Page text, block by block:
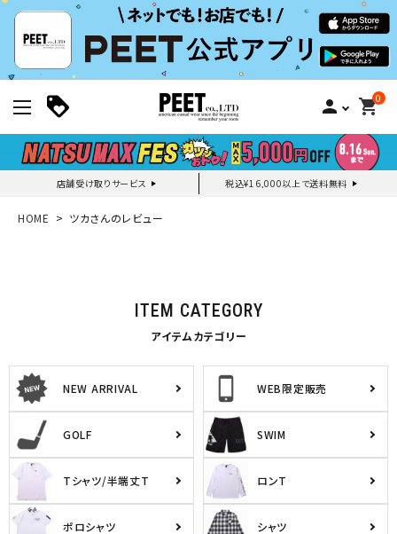
person 0
shopping_cart
店舗受け取りサービス 税込¥16,000以上で送料無料
新規会員登録｜ログイン
search
詳しい条件から探す
HOME ツカさんのレビュー
ITEM CATEGORY
アイテムカテゴリー
NEW ARRIVAL WEB限定販売
GOLF SWIM
Tシャツ/半端丈T ロンT
ポロシャツ シャツ